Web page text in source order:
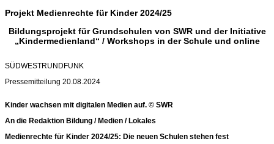
Projekt Medienrechte für Kinder 2024/25
Bildungsprojekt für Grundschulen von SWR und der Initiative
„Kindermedienland“ / Workshops in der Schule und online
SÜDWESTRUNDFUNK
Pressemitteilung 20.08.2024
Kinder wachsen mit digitalen Medien auf. © SWR
An die Redaktion Bildung / Medien / Lokales
Medienrechte für Kinder 2024/25: Die neuen Schulen stehen fest